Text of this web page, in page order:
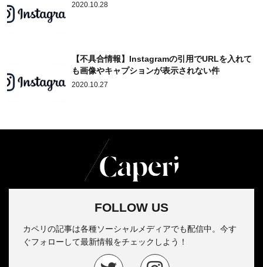
2020.10.28
【不具合情報】Instagramの引用でURLを入れて
も画像やキャプションが表示されない件
2020.10.27
FOLLOW US
カペリの記事は各種ソーシャルメディアでも配信中。今す
ぐフォローして最新情報をチェックしよう！